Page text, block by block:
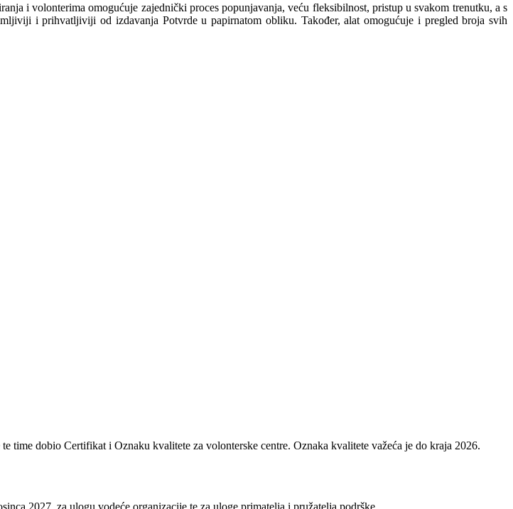
i volonterima omogućuje zajednički proces popunjavanja, veću fleksibilnost, pristup u svakom trenutku, a s
i prihvatljiviji od izdavanja Potvrde u papirnatom obliku. Također, alat omogućuje i pregled broja svih
time dobio Certifikat i Oznaku kvalitete za volonterske centre. Oznaka kvalitete važeća je do kraja 2026.